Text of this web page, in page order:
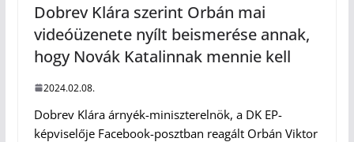
Dobrev Klára szerint Orbán mai
videóüzenete nyílt beismerése annak,
hogy Novák Katalinnak mennie kell
2024.02.08.
Dobrev Klára árnyék-miniszterelnök, a DK EP-
képviselője Facebook-posztban reagált Orbán Viktor